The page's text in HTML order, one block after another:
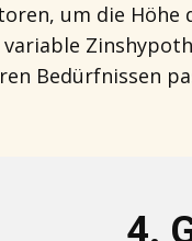
um die
Bedürfnissen
4.